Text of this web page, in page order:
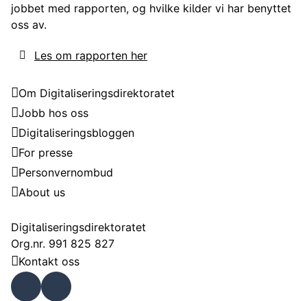
jobbet med rapporten, og hvilke kilder vi har benyttet
oss av.
Les om rapporten her
Om Digitaliseringsdirektoratet
Jobb hos oss
Digitaliseringsbloggen
For presse
Personvernombud
About us
Digitaliseringsdirektoratet
Org.nr. 991 825 827
Kontakt oss
Faceb